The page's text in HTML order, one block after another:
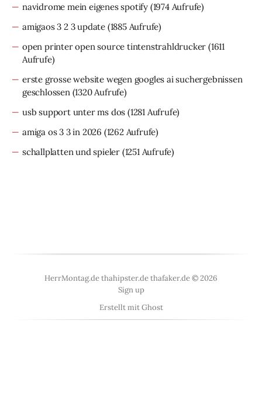
navidrome mein eigenes spotify (1974 Aufrufe)
amigaos 3 2 3 update (1885 Aufrufe)
open printer open source tintenstrahldrucker (1611
Aufrufe)
erste grosse website wegen googles ai suchergebnissen
geschlossen (1320 Aufrufe)
usb support unter ms dos (1281 Aufrufe)
amiga os 3 3 in 2026 (1262 Aufrufe)
schallplatten und spieler (1251 Aufrufe)
HerrMontag.de thahipster.de thafaker.de © 2026
Sign up
Erstellt mitGhost